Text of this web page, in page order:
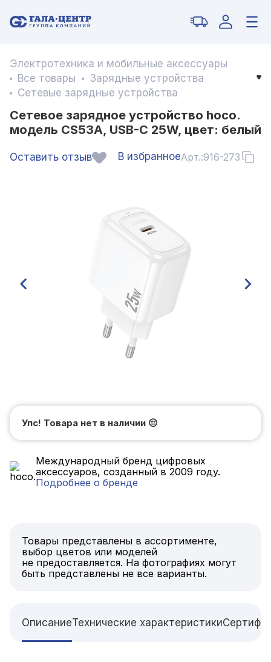
Электротехника и мобильные аксессуары
Все товары
Зарядные устройства
Сетевые зарядные устройства
Сетевое зарядное устройство hoco.
модель CS53A, USB-С 25W, цвет: белый
Оставить отзыв В избранноеАрт.:916-273
Упс! Товара нет в наличии 😔
Международный бренд цифровых
аксессуаров, созданный в 2009 году.
Подробнее о бренде
Товары представлены в ассортименте,
выбор цветов или моделей
не предоставляется. На фотографиях могут
быть представлены не все варианты.
ОписаниеТехнические характеристики